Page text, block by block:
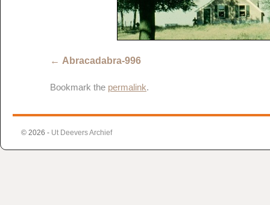
Abracadabra-996
Bookmark the permalink.
© 2026 - Ut Deevers Archief